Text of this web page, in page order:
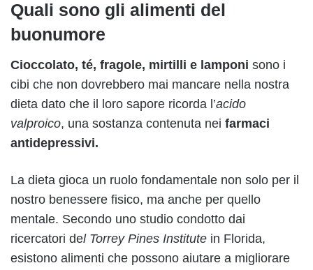
Quali sono gli alimenti del
buonumore
Cioccolato, té, fragole, mirtilli e lamponi sono i
cibi che non dovrebbero mai mancare nella nostra
dieta dato che il loro sapore ricorda l’acido
valproico, una sostanza contenuta nei farmaci
antidepressivi.
La dieta gioca un ruolo fondamentale non solo per il
nostro benessere fisico, ma anche per quello
mentale. Secondo uno studio condotto dai
ricercatori del Torrey Pines Institute in Florida,
esistono alimenti che possono aiutare a migliorare